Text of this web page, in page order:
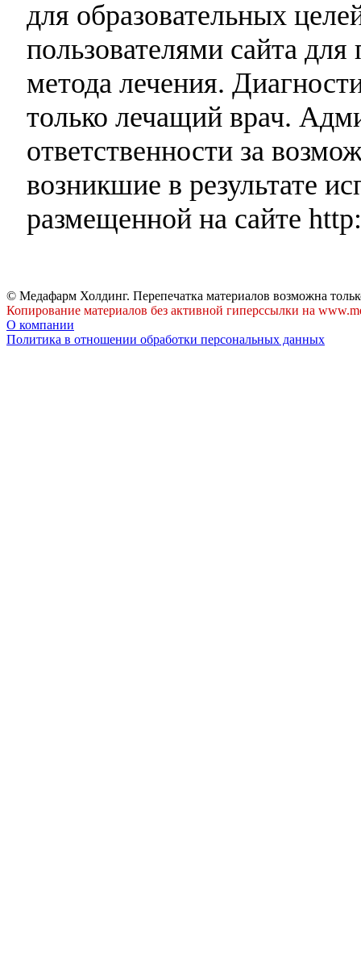
для образовательных
пользователями сайта
метода лечения.
только лечащий врач.
ответственности за
возникшие в результате
размещенной на сайте
© Медафарм Холдинг. Перепечатка материалов возможна
Копирование материалов без активной гиперссылки на
О компании
Политика в отношении обработки персональных данных